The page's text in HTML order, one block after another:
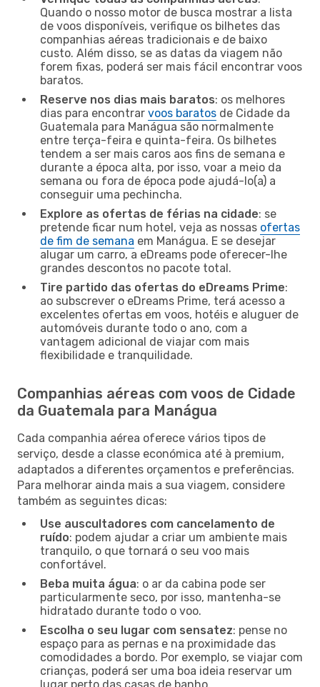
Quando o nosso motor de busca mostrar a lista
de voos disponíveis, verifique os bilhetes das
companhias aéreas tradicionais e de baixo
custo. Além disso, se as datas da viagem não
forem fixas, poderá ser mais fácil encontrar voos
baratos.
Reserve nos dias mais baratos: os melhores
dias para encontrar voos baratos de Cidade da
Guatemala para Manágua são normalmente
entre terça-feira e quinta-feira. Os bilhetes
tendem a ser mais caros aos fins de semana e
durante a época alta, por isso, voar a meio da
semana ou fora de época pode ajudá-lo(a) a
conseguir uma pechincha.
Explore as ofertas de férias na cidade: se
pretende ficar num hotel, veja as nossas ofertas
de fim de semana em Manágua. E se desejar
alugar um carro, a eDreams pode oferecer-lhe
grandes descontos no pacote total.
Tire partido das ofertas do eDreams Prime:
ao subscrever o eDreams Prime, terá acesso a
excelentes ofertas em voos, hotéis e aluguer de
automóveis durante todo o ano, com a
vantagem adicional de viajar com mais
flexibilidade e tranquilidade.
Companhias aéreas com voos de Cidade
da Guatemala para Manágua
Cada companhia aérea oferece vários tipos de
serviço, desde a classe económica até à premium,
adaptados a diferentes orçamentos e preferências.
Para melhorar ainda mais a sua viagem, considere
também as seguintes dicas:
Use auscultadores com cancelamento de
ruído: podem ajudar a criar um ambiente mais
tranquilo, o que tornará o seu voo mais
confortável.
Beba muita água: o ar da cabina pode ser
particularmente seco, por isso, mantenha-se
hidratado durante todo o voo.
Escolha o seu lugar com sensatez: pense no
espaço para as pernas e na proximidade das
comodidades a bordo. Por exemplo, se viajar com
crianças, poderá ser uma boa ideia reservar um